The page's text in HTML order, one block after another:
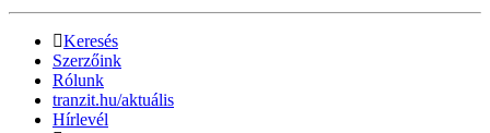
Keresés
Szerzőink
Rólunk
tranzit.hu/aktuális
Hírlevél